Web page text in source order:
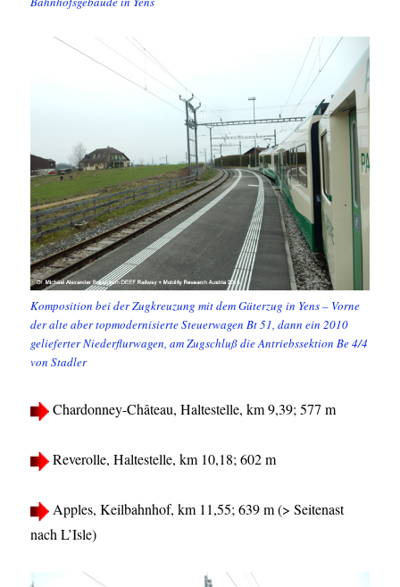
Komposition bei der Zugkreuzung mit dem Güterzug in Yens – Vorne
der alte aber topmodernisierte Steuerwagen Bt 51, dann ein 2010
gelieferter Niederflurwagen, am Zugschluß die Antriebssektion Be 4/4
von Stadler
Chardonney-Château, Haltestelle, km 9,39; 577 m
Reverolle, Haltestelle, km 10,18; 602 m
Apples, Keilbahnhof, km 11,55; 639 m (> Seitenast
nach L’Isle)